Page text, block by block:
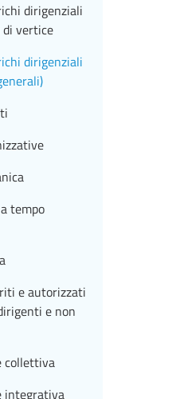
dirigenziali
vertice
dirigenziali
tempo
e autorizzati
e non
collettiva
integrativa